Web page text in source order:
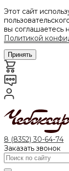
Этот сайт
вы соглашаетесь
Политикой
Принять
8 (8352) 30-64-74
Заказать звонок